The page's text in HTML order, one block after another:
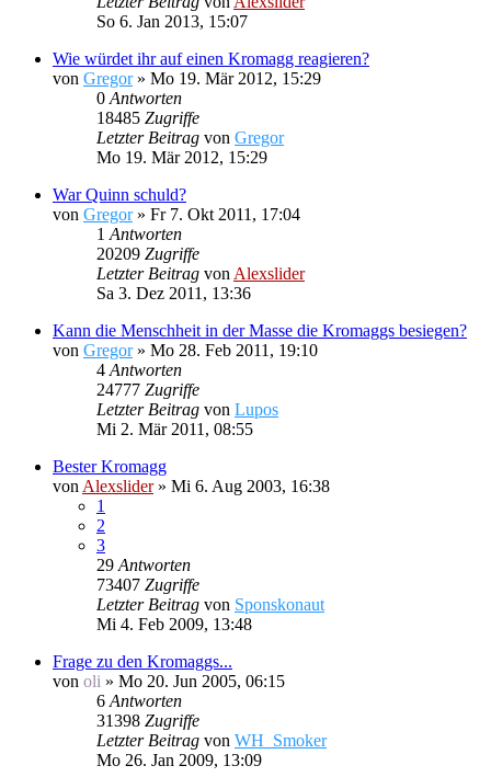
So 6. Jan 2013, 15:07
Wie würdet ihr auf einen Kromagg reagieren?
von Gregor» Mo 19. Mär 2012, 15:29
0 Antworten
18485 Zugriffe
Letzter Beitrag von Gregor
Mo 19. Mär 2012, 15:29
War Quinn schuld?
von Gregor» Fr 7. Okt 2011, 17:04
1 Antworten
20209 Zugriffe
Letzter Beitrag von Alexslider
Sa 3. Dez 2011, 13:36
Kann die Menschheit in der Masse die Kromaggs besiegen?
von Gregor» Mo 28. Feb 2011, 19:10
4 Antworten
24777 Zugriffe
Letzter Beitrag von Lupos
Mi 2. Mär 2011, 08:55
Bester Kromagg
von Alexslider» Mi 6. Aug 2003, 16:38
1
2
3
29 Antworten
73407 Zugriffe
Letzter Beitrag von Sponskonaut
Mi 4. Feb 2009, 13:48
Frage zu den Kromaggs...
von oli » Mo 20. Jun 2005, 06:15
6 Antworten
31398 Zugriffe
Letzter Beitrag von WH_Smoker
Mo 26. Jan 2009, 13:09